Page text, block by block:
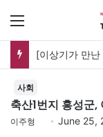
사회
축산1번지 홍성군
이주형 June 25,